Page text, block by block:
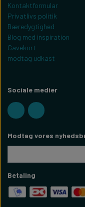
Kontaktformular
Privatlivs politik
Bæredygtighed
Blog med inspiration
Gavekort
modtag udkast
Sociale medier
Modtag vores
Betaling